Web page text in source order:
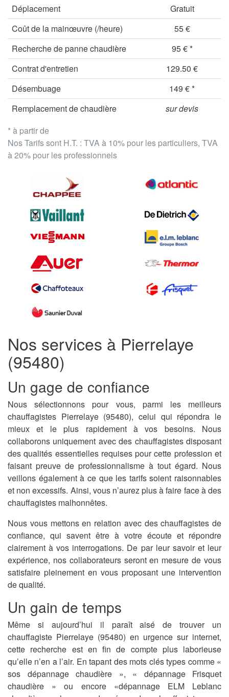
* à partir de
Nos Tarifs sont H.T. : TVA à 10% pour les particuliers, TVA
à 20% pour les professionnels
Déplacement
Gratuit
Coût de la mainœuvre (/heure)
55 €
Recherche de panne chaudière
95 € *
Contrat d'entretien
129.50 €
Désembuage
149 € *
Remplacement de chaudière
sur devis
Nos services à Pierrelaye
(95480)
Un gage de confiance
Nous sélectionnons pour vous, parmi les meilleurs
chauffagistes Pierrelaye (95480), celui qui répondra le
mieux et le plus rapidement à vos besoins. Nous
collaborons uniquement avec des chauffagistes disposant
des qualités essentielles requises pour cette profession et
faisant preuve de professionnalisme à tout égard. Nous
veillons également à ce que les tarifs soient raisonnables
et non excessifs. Ainsi, vous n’aurez plus à faire face à des
chauffagistes malhonnêtes.
Nous vous mettons en relation avec des chauffagistes de
confiance, qui savent être à votre écoute et répondre
clairement à vos interrogations. De par leur savoir et leur
expérience, nos collaborateurs seront en mesure de vous
satisfaire pleinement en vous proposant une intervention
de qualité.
Un gain de temps
Même si aujourd’hui il paraît aisé de trouver un
chauffagiste Pierrelaye (95480) en urgence sur internet,
cette recherche est en fin de compte plus laborieuse
qu’elle n’en a l’air. En tapant des mots clés types comme «
sos dépannage chaudière », « dépannage Frisquet
chaudière » ou encore «dépannage ELM Leblanc